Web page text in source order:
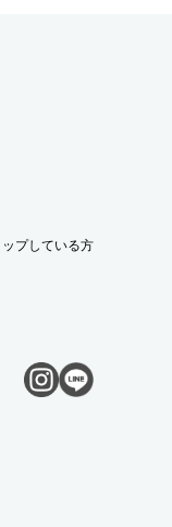
プしている方